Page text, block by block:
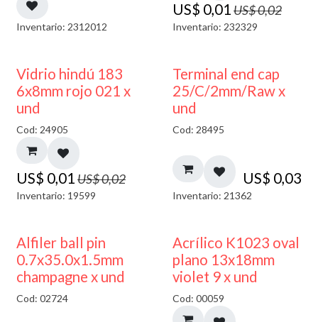
Inventario: 2312012
US$ 0,01US$0,02
Inventario: 232329
40% DESCUENTO
Vidrio hindú 183
6x8mm rojo 021 x
und
Cod: 24905
US$ 0,01US$0,02
Inventario: 19599
Terminal end cap
25/C/2mm/Raw x
und
Cod: 28495
US$ 0,03
Inventario: 21362
Alfiler ball pin
0.7x35.0x1.5mm
champagne x und
Cod: 02724 50% DESCUENTO
Acrílico K1023 oval
plano 13x18mm
violet 9 x und
Cod: 00059